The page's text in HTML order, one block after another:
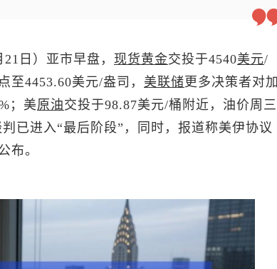
日）亚市早盘， 现货黄金交投于4540美元/
至4453.60美元/盎司， 美联储更多决策者对加
； 美原油交投于98.87美元/桶附近，油价周三
已进入“最后阶段”，同时，报道称美伊协议
布。